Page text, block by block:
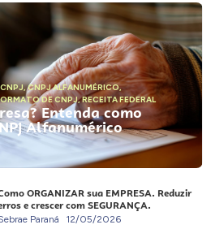
,CNPJ ALFANUMÉRICO,
DE CNPJ,RECEITA FEDERAL
Entenda como
Alfanumérico
ORGANIZAR sua EMPRESA. Reduzir
e crescer com SEGURANÇA.
Paraná 12/05/2026